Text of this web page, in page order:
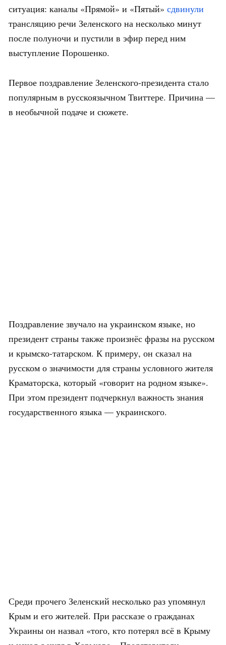
ситуация: каналы «Прямой» и «Пятый» сдвинули
трансляцию речи Зеленского на несколько минут
после полуночи и пустили в эфир перед ним
выступление Порошенко.
Первое поздравление Зеленского-президента стало
популярным в русскоязычном Твиттере. Причина —
в необычной подаче и сюжете.
Поздравление звучало на украинском языке, но
президент страны также произнёс фразы на русском
и крымско-татарском. К примеру, он сказал на
русском о значимости для страны условного жителя
Краматорска, который «говорит на родном языке».
При этом президент подчеркнул важность знания
государственного языка — украинского.
Среди прочего Зеленский несколько раз упомянул
Крым и его жителей. При рассказе о гражданах
Украины он назвал «того, кто потерял всё в Крыму